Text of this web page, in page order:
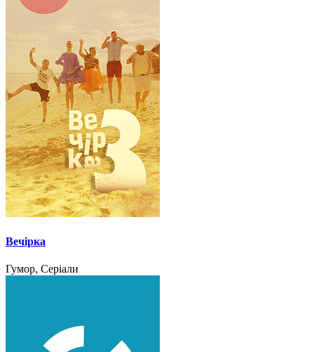
Вечірка
Гумор, Серіали